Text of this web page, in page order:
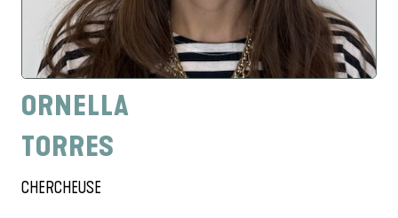
ORNELLA
TORRES
CHERCHEUSE